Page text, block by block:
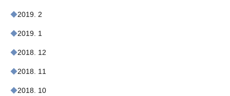
2019. 2
2019. 1
2018. 12
2018. 11
2018. 10